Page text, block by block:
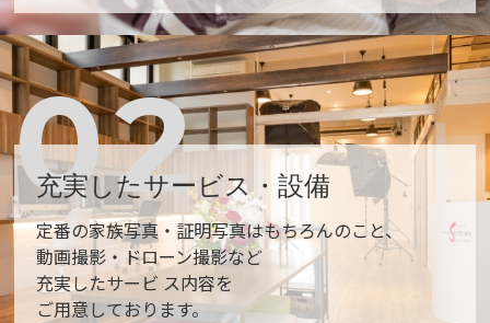
充実したサービス・設備
02
定番の家族写真・証明写真はもちろんのこと、
動画撮影・ドローン撮影など
充実したサービ ス内容を
ご用意しております。